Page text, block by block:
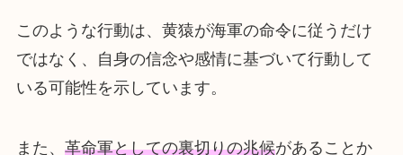
このような行動は、黄猿が海軍の命令に従うだけ
ではなく、自身の信念や感情に基づいて行動して
いる可能性を示しています。
また、 革命軍としての裏切りの兆候があることか